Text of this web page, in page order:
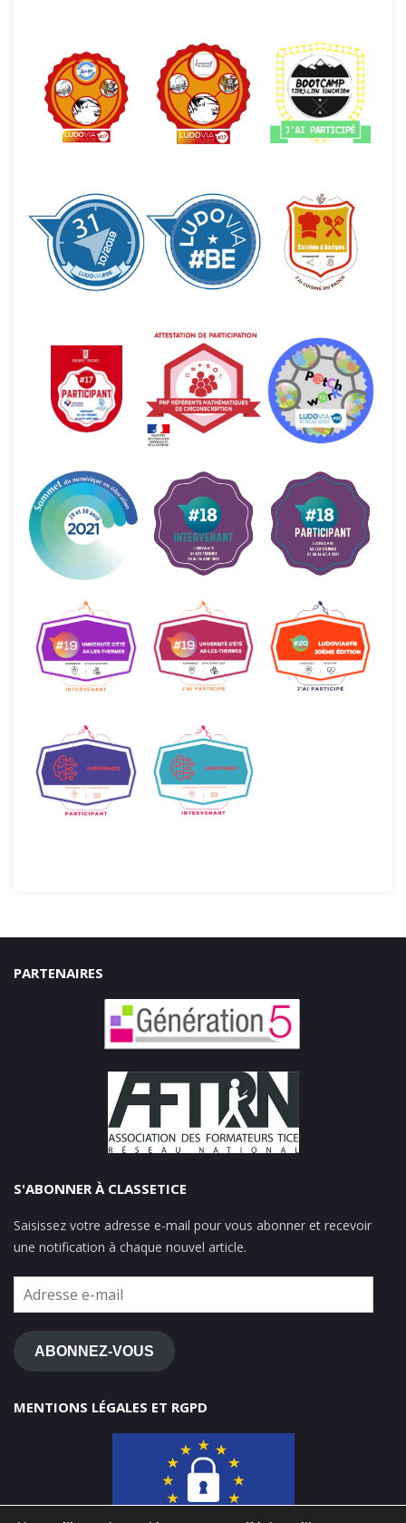
PARTENAIRES
S'ABONNER À CLASSETICE
Saisissez votre adresse e-mail pour vous abonner et recevoir
une notification à chaque nouvel article.
Adresse
e-
mail
ABONNEZ-VOUS
MENTIONS LÉGALES ET RGPD